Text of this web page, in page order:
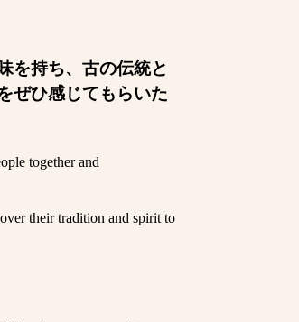
を持ち、古の伝統と
ぜひ感じてもらいた
together and
their tradition and spirit to